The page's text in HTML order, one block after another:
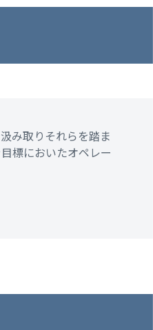
み取りそれらを踏ま
標においたオペレー